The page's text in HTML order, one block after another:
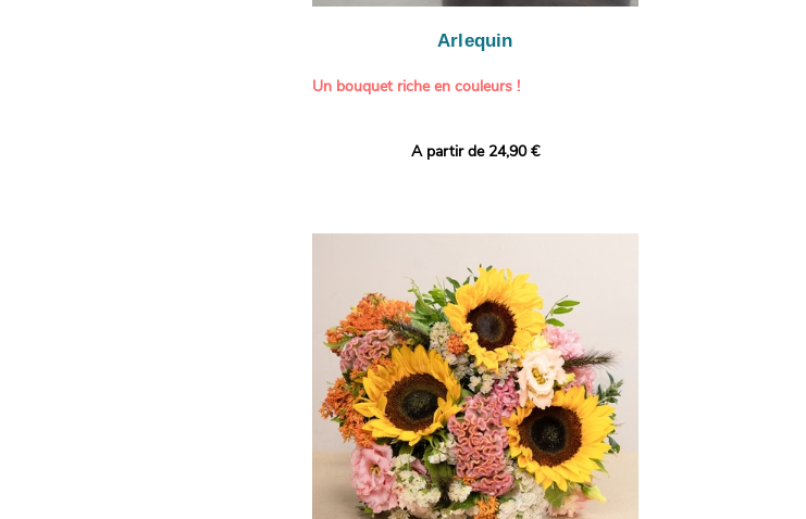
Arlequin
Un bouquet riche en couleurs !
vives pour un effet vitaminé garanti. Un
'Tropical Amazone' et 'Wild Calypso', connues
pour leur tenue en vase, leurs teintes
incroyables et le parfait épanouissement de
leurs boutons.
Une explosion de couleurs dans un bouquet de
roses fraîches !
Il contient :
- Un mélange harmonieux de roses roses,
rouges, jaunes et orange
- Quelques feuillages pour structurer
A partir de 24,90 €